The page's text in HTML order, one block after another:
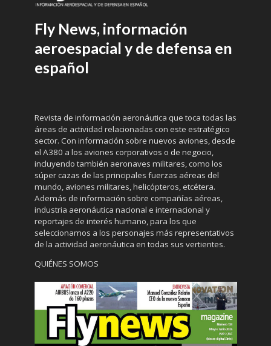
Fly News, información
aeroespacial y de defensa en
español
Revista de información aeronáutica que toca todas las
áreas de actividad relacionadas con este estratégico
sector. Con información sobre nuevos aviones, desde
el A380 a los aviones corporativos o de negocio,
incluyendo también aeronaves militares, como los
súper cazas de las principales fuerzas aéreas del
mundo, aviones militares, helicópteros, etcétera.
Además de información sobre compañías aéreas,
industria aeronáutica nacional e internacional y
reportajes de interés humano, para los que
seleccionamos a los personajes más representativos
de la actividad aeronáutica en todas sus vertientes.
QUIÉNES SOMOS